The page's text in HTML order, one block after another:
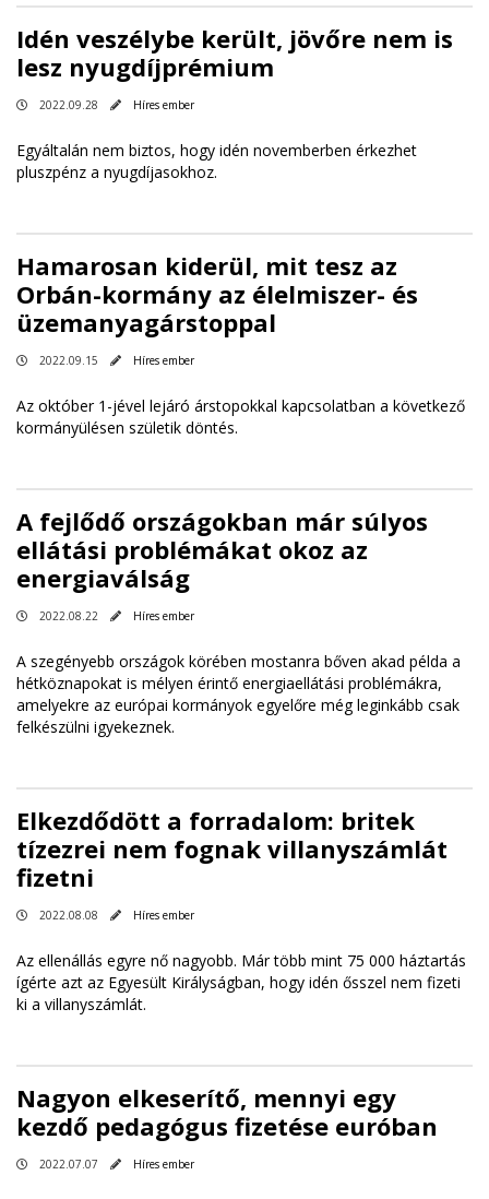
Idén veszélybe került, jövőre nem is
lesz nyugdíjprémium
2022.09.28 Híres ember
Egyáltalán nem biztos, hogy idén novemberben érkezhet
pluszpénz a nyugdíjasokhoz.
Hamarosan kiderül, mit tesz az
Orbán-kormány az élelmiszer- és
üzemanyagárstoppal
2022.09.15 Híres ember
Az október 1-jével lejáró árstopokkal kapcsolatban a következő
kormányülésen születik döntés.
A fejlődő országokban már súlyos
ellátási problémákat okoz az
energiaválság
2022.08.22 Híres ember
A szegényebb országok körében mostanra bőven akad példa a
hétköznapokat is mélyen érintő energiaellátási problémákra,
amelyekre az európai kormányok egyelőre még leginkább csak
felkészülni igyekeznek.
Elkezdődött a forradalom: britek
tízezrei nem fognak villanyszámlát
fizetni
2022.08.08 Híres ember
Az ellenállás egyre nő nagyobb. Már több mint 75 000 háztartás
ígérte azt az Egyesült Királyságban, hogy idén ősszel nem fizeti
ki a villanyszámlát.
Nagyon elkeserítő, mennyi egy
kezdő pedagógus fizetése euróban
2022.07.07 Híres ember